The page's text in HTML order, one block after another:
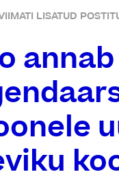
LISATUD